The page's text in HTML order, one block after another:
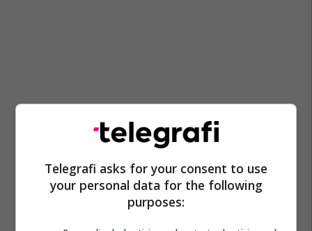
Komuna E Gostivarit Valbon Limani
Gostivari
Telegrafi asks for your consent to use
your personal data for the following
purposes: